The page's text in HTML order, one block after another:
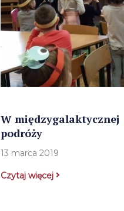
W międzygalaktycznej
podróży
13 marca 2019
Czytaj więcej